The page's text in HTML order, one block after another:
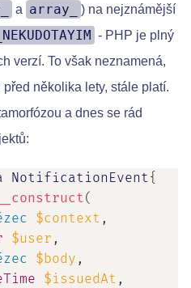
a array_
) na nejznámější
- PHP je plný
verzí. To však neznamená,
před několika lety, stále platí.
a dnes se rád
NotificationEvent{
__construct(
$context ,
$user ,
$body ,
$issuedAt ,